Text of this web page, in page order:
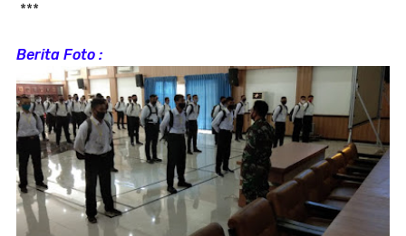
***
Berita Foto :